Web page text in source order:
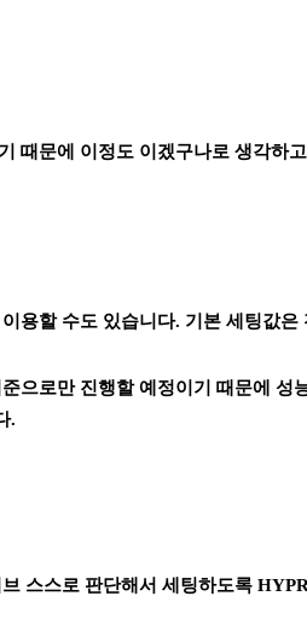
때문에 이정도 이겠구나로 생각하
용할 수도 있습니다. 기본 세팅값
으로만 진행할 예정이기 때문에 성
.
스스로 판단해서 세팅하도록